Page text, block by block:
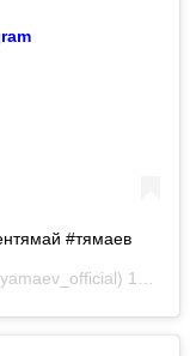
#тямаев
10 Сен 2019 в 11:07 PDT